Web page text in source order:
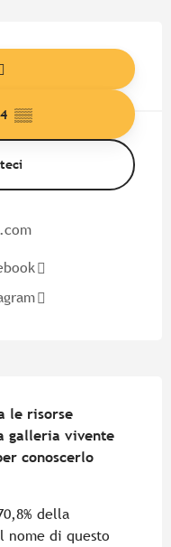
▒▒
le risorse
galleria vivente
conoscerlo
della
nome di questo